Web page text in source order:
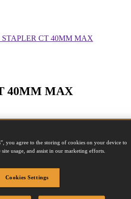
40MM MAX
you agree to the storing of cookies on your device to
usage, and assist in our marketing efforts.
Cookies Settings